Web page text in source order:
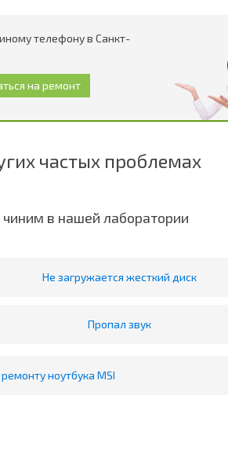
телефону в Санкт-
частых проблемах
в нашей лаборатории
Не загружается жесткий диск
Пропал звук
ноутбука MSI